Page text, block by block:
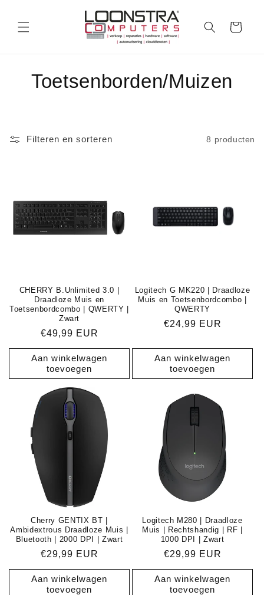
content
Winkelwagen
C
l
c
t
:
Toetsenborden/Muizen
Filteren en sorteren 8 producten
CHERRY B.Unlimited 3.0 |
Draadloze Muis en
Toetsenbordcombo | QWERTY |
Zwart
Normale
prijs
€49,99 EUR
Aan winkelwagen
toevoegen
Logitech G MK220 | Draadloze
Muis en Toetsenbordcombo |
QWERTY
Normale
€24,99 EUR
Aan winkelwagen
toevoegen
Cherry GENTIX BT |
Ambidextrous Draadloze Muis |
Bluetooth | 2000 DPI | Zwart
Normale
prijs
€29,99 EUR
Aan winkelwagen
toevoegen
Logitech M280 | Draadloze
Muis | Rechtshandig | RF |
1000 DPI | Zwart
Normale
prijs
€29,99 EUR
Aan winkelwagen
toevoegen